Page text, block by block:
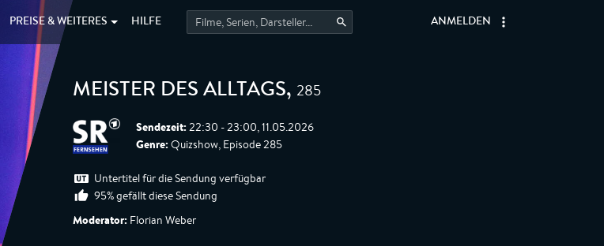
PREISE & WEITERES HILFE ANMELDEN
MEISTER DES ALLTAGS, 285
Sendezeit: 22:30 - 23:00, 11.05.2026
Genre: Quizshow, Episode 285
Untertitel für die Sendung verfügbar
95% gefällt diese Sendung
Moderator: Florian Weber